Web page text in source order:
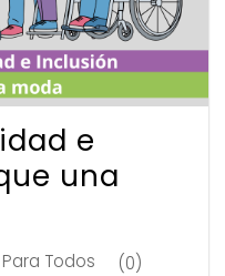
e
una
Todos (0)